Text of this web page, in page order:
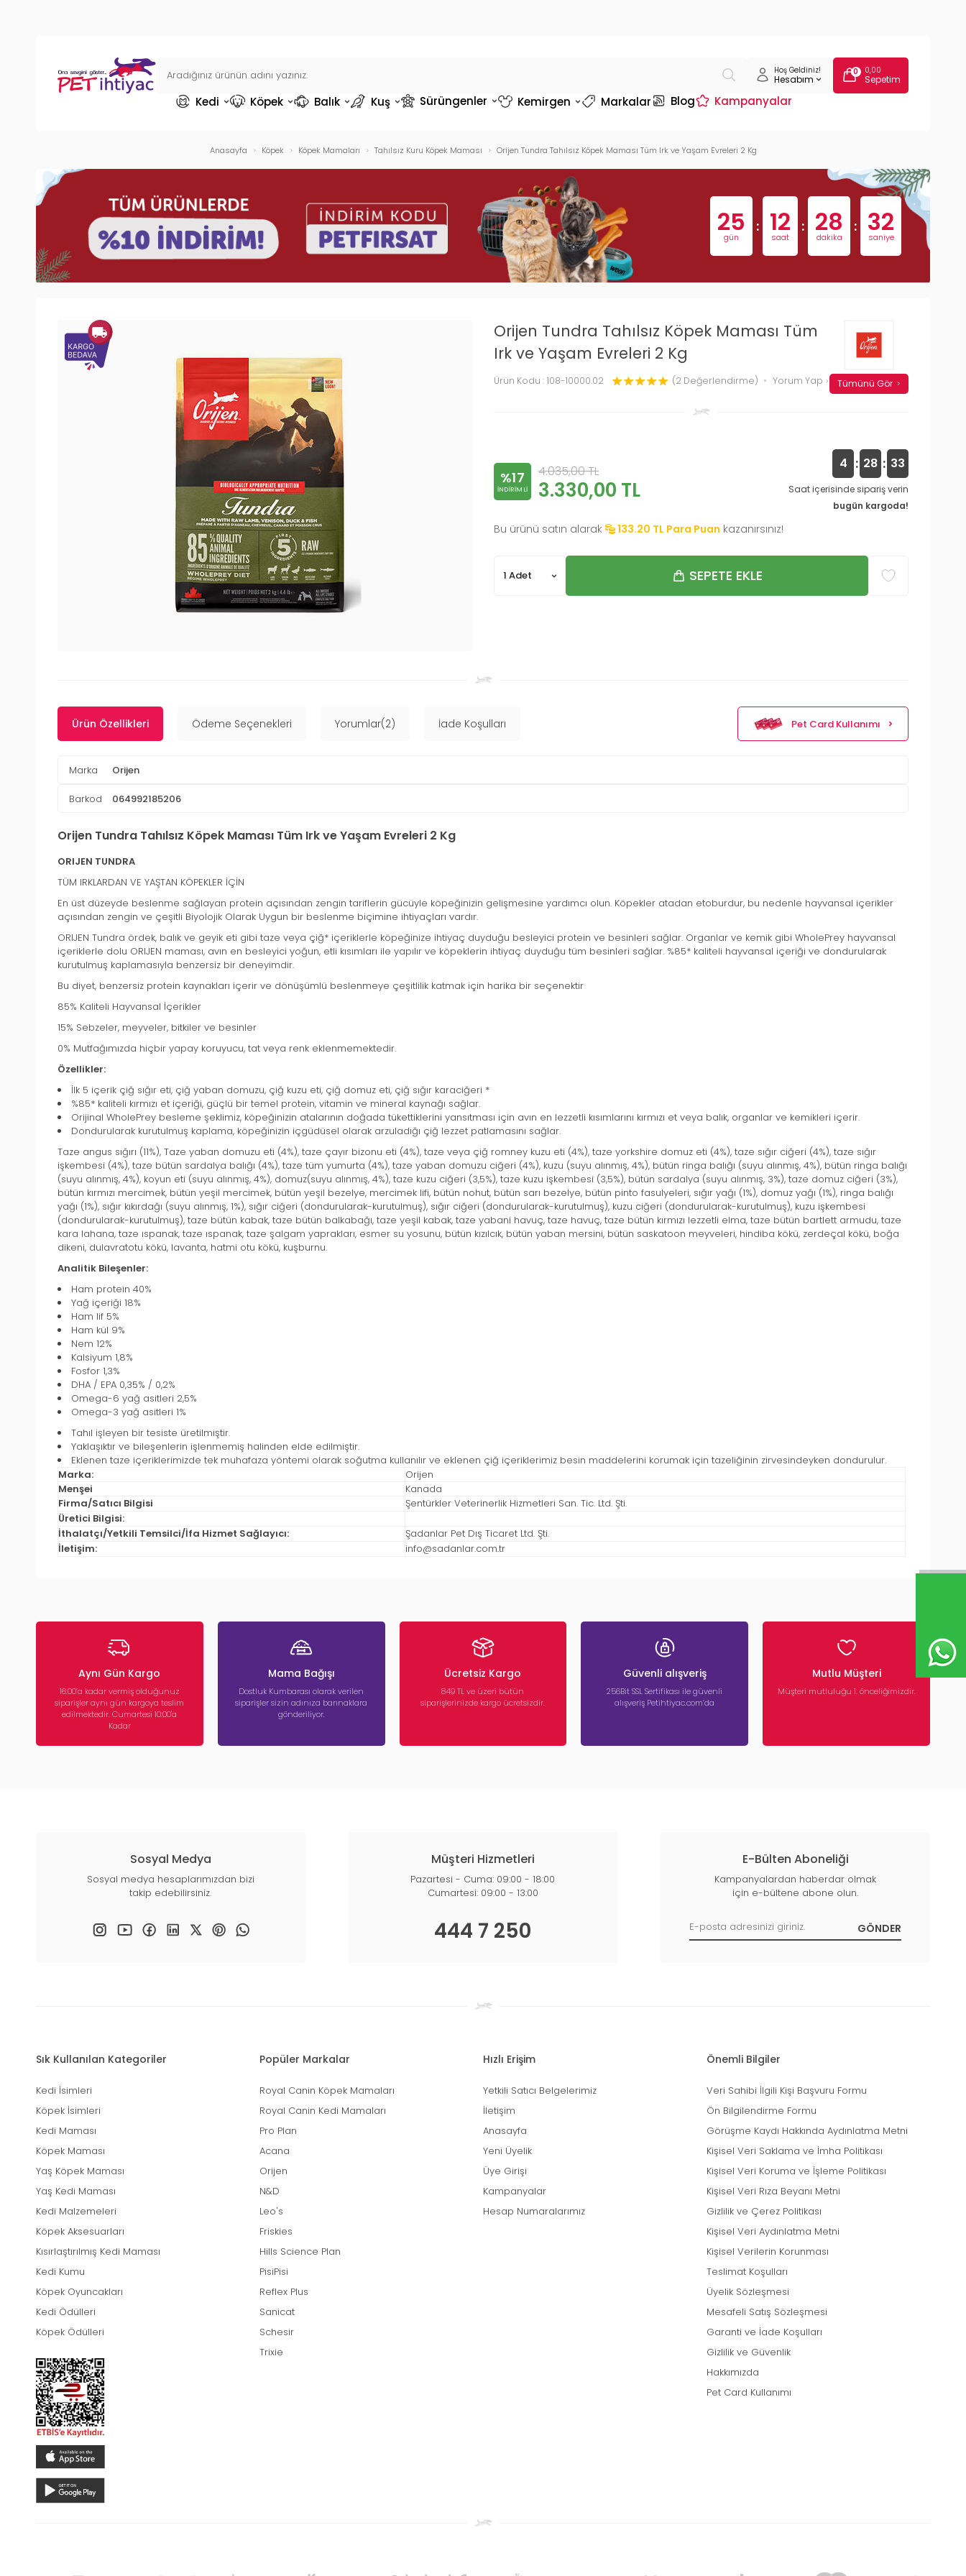
Hoş Geldiniz!
Hesabım
0 0,00
Sepetim
Kedi Köpek Balık Kuş Sürüngenler Kemirgen Markalar Blog Kampanyalar
Anasayfa Köpek Köpek Mamaları Tahılsız Kuru Köpek Maması Orijen Tundra Tahılsız Köpek Maması Tüm Irk ve Yaşam Evreleri 2 Kg
25
gün
: 12
saat
: 28
dakika
: 31
saniye
Orijen Tundra Tahılsız Köpek Maması Tüm
Irk ve Yaşam Evreleri 2 Kg
Ürün Kodu : 108-10000.02 (2 Değerlendirme) Yorum Yap Tümünü Gör
%17
INDIRIMLI
4.035,00TL
3.330,00 TL
4 : 28 : 32
Saat içerisinde sipariş verin
bugün kargoda!
Bu ürünü satın alarak 133.20 TL Para Puan kazanırsınız!
SEPETE EKLE
Ürün Özellikleri Ödeme Seçenekleri Yorumlar(2) İade Koşulları Pet Card Kullanımı
Marka Orijen
Barkod 064992185206
Orijen Tundra Tahılsız Köpek Maması Tüm Irk ve Yaşam Evreleri 2 Kg
ORIJEN TUNDRA
TÜM IRKLARDAN VE YAŞTAN KÖPEKLER İÇİN
En üst düzeyde beslenme sağlayan protein açısından zengin tariflerin gücüyle köpeğinizin gelişmesine yardımcı olun. Köpekler atadan etoburdur, bu nedenle hayvansal içerikler
açısından zengin ve çeşitli Biyolojik Olarak Uygun bir beslenme biçimine ihtiyaçları vardır.
ORIJEN Tundra ördek, balık ve geyik eti gibi taze veya çiğ* içeriklerle köpeğinize ihtiyaç duyduğu besleyici protein ve besinleri sağlar. Organlar ve kemik gibi WholePrey hayvansal
içeriklerle dolu ORIJEN maması, avın en besleyici yoğun, etli kısımları ile yapılır ve köpeklerin ihtiyaç duyduğu tüm besinleri sağlar. %85* kaliteli hayvansal içeriği ve dondurularak
kurutulmuş kaplamasıyla benzersiz bir deneyimdir.
Bu diyet, benzersiz protein kaynakları içerir ve dönüşümlü beslenmeye çeşitlilik katmak için harika bir seçenektir
85% Kaliteli Hayvansal İçerikler
15% Sebzeler, meyveler, bitkiler ve besinler
0% Mutfağımızda hiçbir yapay koruyucu, tat veya renk eklenmemektedir.
Özellikler:
İlk 5 içerik çiğ sığır eti, çiğ yaban domuzu, çiğ kuzu eti, çiğ domuz eti, çiğ sığır karaciğeri *
%85* kaliteli kırmızı et içeriği, güçlü bir temel protein, vitamin ve mineral kaynağı sağlar.
Orijinal WholePrey besleme şeklimiz, köpeğinizin atalarının doğada tükettiklerini yansıtması için avın en lezzetli kısımlarını kırmızı et veya balık, organlar ve kemikleri içerir.
Dondurularak kurutulmuş kaplama, köpeğinizin içgüdüsel olarak arzuladığı çiğ lezzet patlamasını sağlar.
Taze angus sığırı (11%), Taze yaban domuzu eti (4%), taze çayır bizonu eti (4%), taze veya çiğ romney kuzu eti (4%), taze yorkshire domuz eti (4%), taze sığır ciğeri (4%), taze sığır
işkembesi (4%), taze bütün sardalya balığı (4%), taze tüm yumurta (4%), taze yaban domuzu ciğeri (4%), kuzu (suyu alınmış, 4%), bütün ringa balığı (suyu alınmış, 4%), bütün ringa balığı
(suyu alınmış, 4%), koyun eti (suyu alınmış, 4%), domuz(suyu alınmış, 4%), taze kuzu ciğeri (3,5%), taze kuzu işkembesi (3,5%), bütün sardalya (suyu alınmış, 3%), taze domuz ciğeri (3%),
bütün kırmızı mercimek, bütün yeşil mercimek, bütün yeşil bezelye, mercimek lifi, bütün nohut, bütün sarı bezelye, bütün pinto fasulyeleri, sığır yağı (1%), domuz yağı (1%), ringa balığı
yağı (1%), sığır kıkırdağı (suyu alınmış, 1%), sığır ciğeri (dondurularak-kurutulmuş), sığır ciğeri (dondurularak-kurutulmuş), kuzu ciğeri (dondurularak-kurutulmuş), kuzu işkembesi
(dondurularak-kurutulmuş), taze bütün kabak, taze bütün balkabağı, taze yeşil kabak, taze yabani havuç, taze havuç, taze bütün kırmızı lezzetli elma, taze bütün bartlett armudu, taze
kara lahana, taze ıspanak, taze ıspanak, taze şalgam yaprakları, esmer su yosunu, bütün kızılcık, bütün yaban mersini, bütün saskatoon meyveleri, hindiba kökü, zerdeçal kökü, boğa
dikeni, dulavratotu kökü, lavanta, hatmi otu kökü, kuşburnu.
Analitik Bileşenler:
Ham protein 40%
Yağ içeriği 18%
Ham lif 5%
Ham kül 9%
Nem 12%
Kalsiyum 1,8%
Fosfor 1,3%
DHA / EPA 0,35% / 0,2%
Omega-6 yağ asitleri 2,5%
Omega-3 yağ asitleri 1%
Tahıl işleyen bir tesiste üretilmiştir.
Yaklaşıktır ve bileşenlerin işlenmemiş halinden elde edilmiştir.
Eklenen taze içeriklerimizde tek muhafaza yöntemi olarak soğutma kullanılır ve eklenen çiğ içeriklerimiz besin maddelerini korumak için tazeliğinin zirvesindeyken dondurulur.
Marka:
Orijen
Menşei
Kanada
Firma/Satıcı Bilgisi
Şentürkler Veterinerlik Hizmetleri San. Tic. Ltd. Şti.
Üretici Bilgisi:
İthalatçı/Yetkili Temsilci/İfa Hizmet Sağlayıcı:
Şadanlar Pet Dış Ticaret Ltd. Şti.
İletişim:
info@sadanlar.com.tr
Aynı Gün Kargo
16:00’a kadar vermiş olduğunuz
siparişler aynı gün kargoya teslim
edilmektedir. Cumartesi 10:00'a
Kadar
Mama Bağışı
Dostluk Kumbarası olarak verilen
siparişler sizin adınıza barınaklara
gönderiliyor.
Ücretsiz Kargo
849 TL ve üzeri bütün
siparişlerinizde kargo ücretsizdir.
Güvenli alışveriş
256Bit SSL Sertifikası ile güvenli
alışveriş Petihtiyac.com’da
Mutlu Müşteri
Müşteri mutluluğu 1. önceliğimizdir.
Sosyal Medya
Sosyal medya hesaplarımızdan bizi
takip edebilirsiniz.
Müşteri Hizmetleri
Pazartesi - Cuma: 09:00 - 18:00
Cumartesi: 09:00 - 13:00
444 7 250
E-Bülten Aboneliği
Kampanyalardan haberdar olmak
için e-bültene abone olun.
Sık Kullanılan Kategoriler
Kedi İsimleri
Köpek İsimleri
Kedi Maması
Köpek Maması
Yaş Köpek Maması
Yaş Kedi Maması
Kedi Malzemeleri
Köpek Aksesuarları
Kısırlaştırılmış Kedi Maması
Kedi Kumu
Köpek Oyuncakları
Kedi Ödülleri
Köpek Ödülleri
Popüler Markalar
Royal Canin Köpek Mamaları
Royal Canin Kedi Mamaları
Pro Plan
Acana
Orijen
N&D
Leo's
Friskies
Hills Science Plan
PisiPisi
Reflex Plus
Sanicat
Schesir
Trixie
Hızlı Erişim
Yetkili Satıcı Belgelerimiz
İletişim
Anasayfa
Yeni Üyelik
Üye Girişi
Kampanyalar
Hesap Numaralarımız
Önemli Bilgiler
Veri Sahibi İlgili Kişi Başvuru Formu
Ön Bilgilendirme Formu
Görüşme Kaydı Hakkında Aydınlatma Metni
Kişisel Veri Saklama ve İmha Politikası
Kişisel Veri Koruma ve İşleme Politikası
Kişisel Veri Rıza Beyanı Metni
Gizlilik ve Çerez Politikası
Kişisel Veri Aydınlatma Metni
Kişisel Verilerin Korunması
Teslimat Koşulları
Üyelik Sözleşmesi
Mesafeli Satış Sözleşmesi
Garanti ve İade Koşulları
Gizlilik ve Güvenlik
Hakkımızda
Pet Card Kullanımı